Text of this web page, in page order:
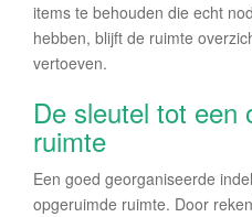
items te behouden die echt
hebben, blijft de ruimte
vertoeven.
De sleutel tot een
ruimte
Een goed georganiseerde
opgeruimde ruimte. Door